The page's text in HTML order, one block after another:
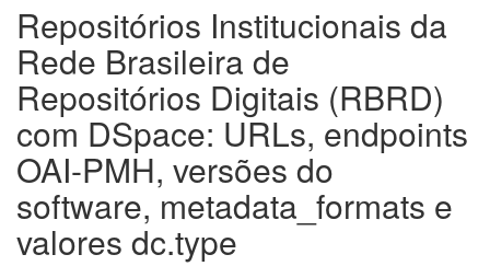
Repositórios Institucionais da
Rede Brasileira de
Repositórios Digitais (RBRD)
com DSpace: URLs, endpoints
OAI-PMH, versões do
software, metadata_formats e
valores dc.type